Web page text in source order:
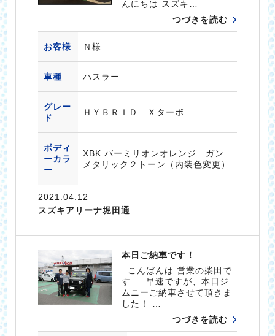
んにちは スズキ…
つづきを読む
お客様 Ｎ様
車種 ハスラー
グレー
ド
ＨＹＢＲＩＤ Ｘターボ
ボディ
ーカラ
ー
XBK バーミリオンオレンジ ガン
メタリック２トーン（内装色変更）
2021.04.12
スズキアリーナ堀田通
本日ご納車です！
こんばんは 営業の柴田で
す 早速ですが、本日ジ
ムニーご納車させて頂きま
した！ …
つづきを読む